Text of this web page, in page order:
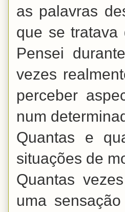
as palavras
que se tratava
Pensei
vezes
perceber
num
Quantas e
situações de
Quantas
uma